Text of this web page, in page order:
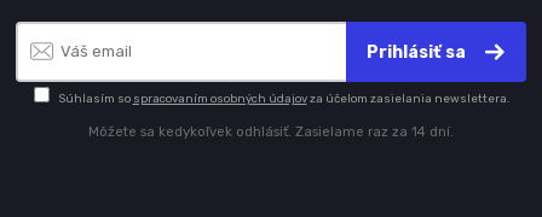
Prihlásiť sa
Súhlasím so spracovaním osobných údajovza účelom zasielania newslettera.
Môžete sa kedykoľvek odhlásiť. Zasielame raz za 14 dní.